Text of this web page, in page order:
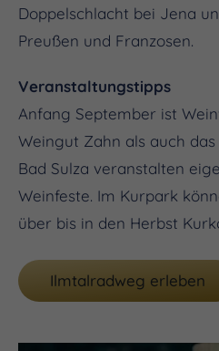
Doppelschlacht bei Jena
Preußen und Franzosen.
Veranstaltungstipps
Anfang September ist
Weingut Zahn als auch
Bad Sulza veranstalten
Weinfeste. Im Kurpark
über bis in den Herbst
Ilmtalradweg erleben